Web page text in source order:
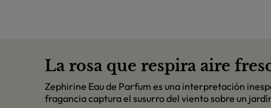
La rosa que respira aire
Zephirine Eau de Parfum es una interpretación
fragancia captura el susurro del viento sobre un